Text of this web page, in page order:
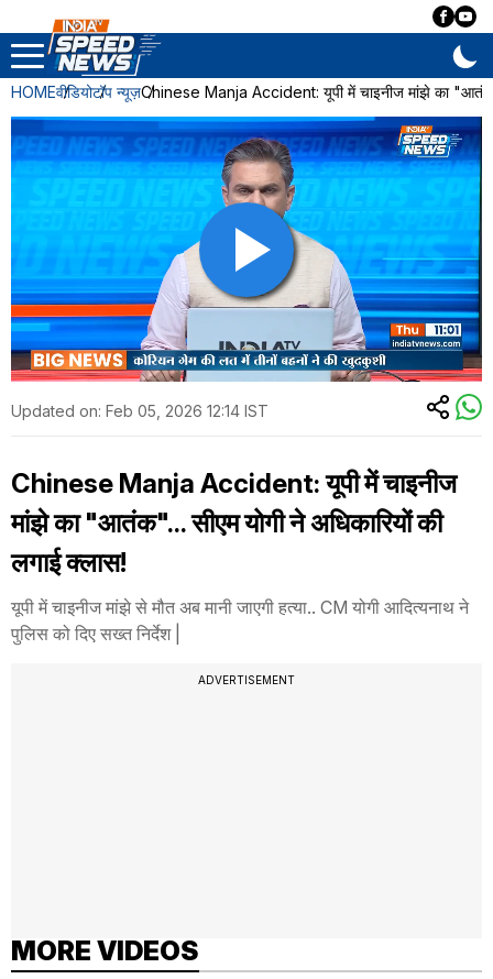
HOMEवीडियोटॉप न्यूज़Chinese Manja Accident: यूपी में चाइनीज मांझे का
Updated on: Feb 05, 2026 12:14 IST
Chinese Manja Accident: यूपी में चाइनीज
मांझे का "आतंक"... सीएम योगी ने अधिकारियों की
लगाई क्लास!
यूपी में चाइनीज मांझे से मौत अब मानी जाएगी हत्या.. CM योगी आदित्यनाथ ने
पुलिस को दिए सख्त निर्देश |
ADVERTISEMENT
MORE VIDEOS